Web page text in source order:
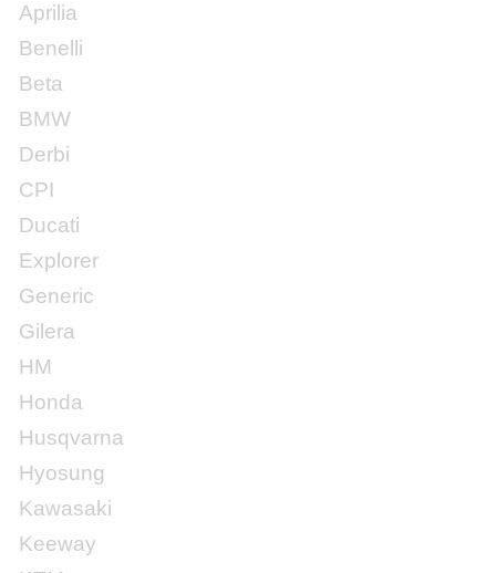
Aprilia
Benelli
Beta
BMW
Derbi
CPI
Ducati
Explorer
Generic
Gilera
HM
Honda
Husqvarna
Hyosung
Kawasaki
Keeway